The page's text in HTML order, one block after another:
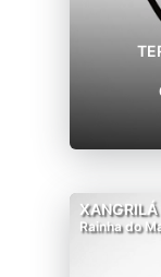
XANGRILÁ
Rainha do